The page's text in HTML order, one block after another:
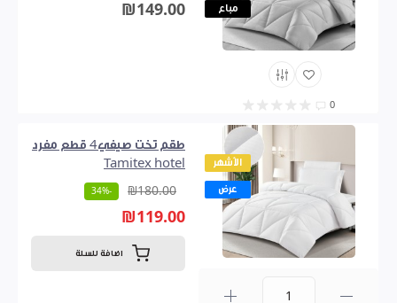
مباع
0
₪149.00
الأشهر
عرض
طقم تخت صيفي4 قطع مفرد
Tamitex hotel
₪180.00
-34%
₪119.00
اضافة للسلة